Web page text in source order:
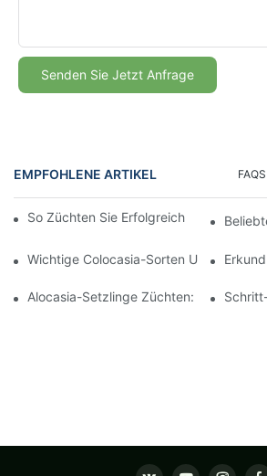
Senden Sie Jetzt Anfrage
EMPFOHLENE ARTIKEL FAQS
So Züchten Sie Erfolgreich Starke
Wichtige Colocasia-Sorten Und Ihre
Alocasia-Setzlinge Züchten: Best